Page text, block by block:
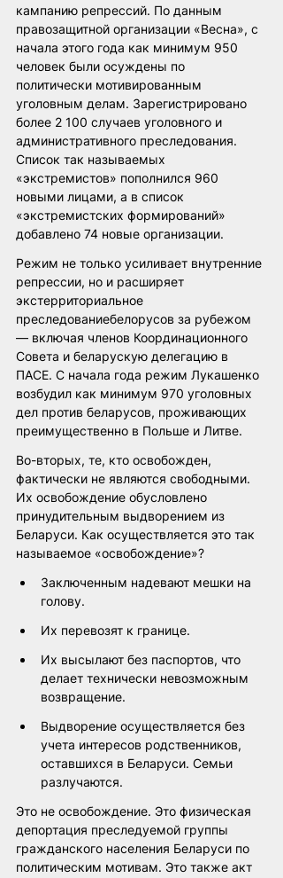
кампанию репрессий. По данным
правозащитной организации «Весна», с
начала этого года как минимум 950
человек были осуждены по
политически мотивированным
уголовным делам. Зарегистрировано
более 2 100 случаев уголовного и
административного преследования.
Список так называемых
«экстремистов» пополнился 960
новыми лицами, а в список
«экстремистских формирований»
добавлено 74 новые организации.
Режим не только усиливает внутренние
репрессии, но и расширяет
экстерриториальное
преследованиебелорусов за рубежом
— включая членов Координационного
Совета и беларускую делегацию в
ПАСЕ. С начала года режим Лукашенко
возбудил как минимум 970 уголовных
дел против беларусов, проживающих
преимущественно в Польше и Литве.
Во-вторых, те, кто освобожден,
фактически не являются свободными.
Их освобождение обусловлено
принудительным выдворением из
Беларуси. Как осуществляется это так
называемое «освобождение»?
Заключенным надевают мешки на
голову.
Их перевозят к границе.
Их высылают без паспортов, что
делает технически невозможным
возвращение.
Выдворение осуществляется без
учета интересов родственников,
оставшихся в Беларуси. Семьи
разлучаются.
Это не освобождение. Это физическая
депортация преследуемой группы
гражданского населения Беларуси по
политическим мотивам. Это также акт